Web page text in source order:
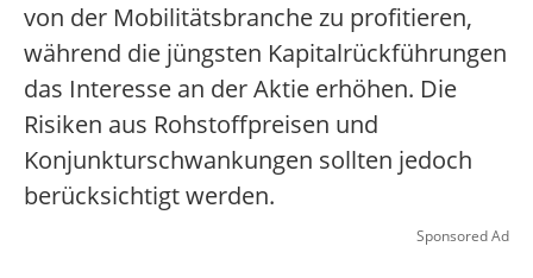
von der Mobilitätsbranche zu profitieren,
während die jüngsten Kapitalrückführungen
das Interesse an der Aktie erhöhen. Die
Risiken aus Rohstoffpreisen und
Konjunkturschwankungen sollten jedoch
berücksichtigt werden.
Sponsored Ad